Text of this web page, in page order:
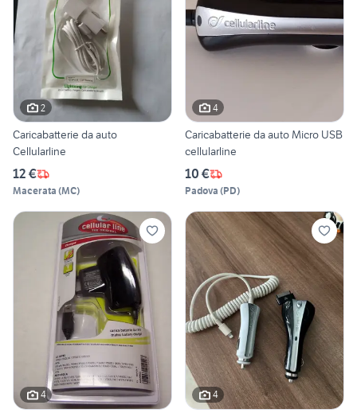
2
Caricabatterie da auto
Cellularline
12 €
Macerata (MC)
4
Caricabatterie da auto Micro USB
cellularline
10 €
Padova (PD)
4 4